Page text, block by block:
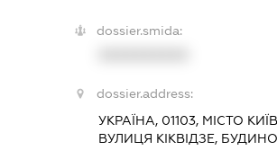
dossier.smida:
dossier.address:
УКРАЇНА, 01103, МІСТО
ВУЛИЦЯ КІКВІДЗЕ,